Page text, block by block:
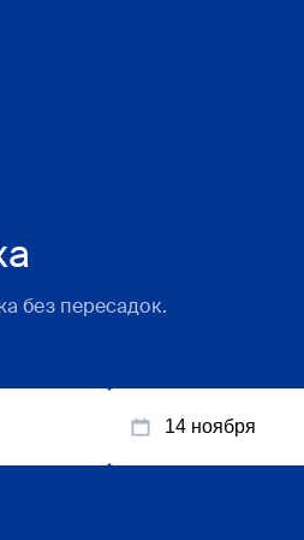
без пересадок.
14 ноября